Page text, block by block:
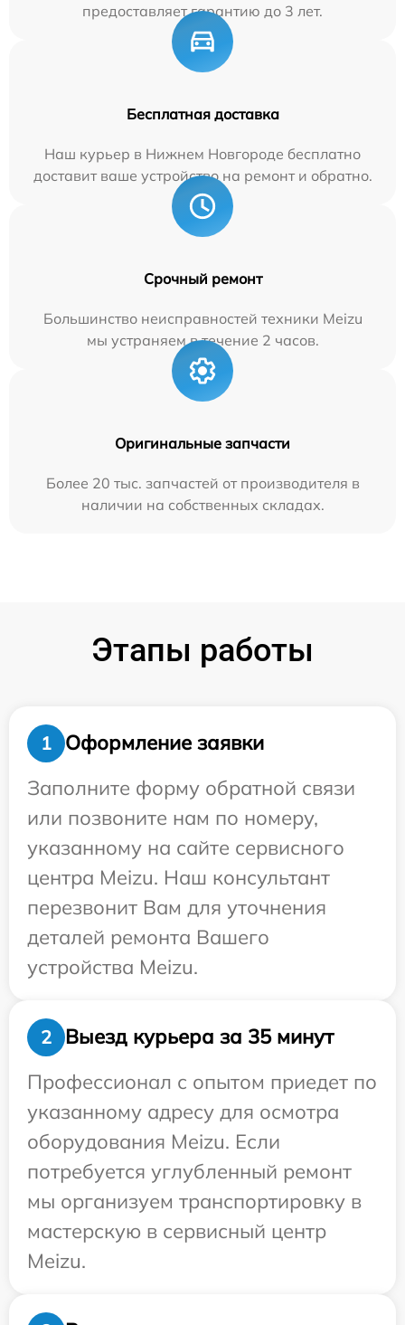
предоставляет гарантию до 3 лет.
Бесплатная доставка
Наш курьер в Нижнем Новгороде бесплатно
доставит ваше устройство на ремонт и обратно.
Срочный ремонт
Большинство неисправностей техники Meizu
мы устраняем в течение 2 часов.
Оригинальные запчасти
Более 20 тыс. запчастей от производителя в
наличии на собственных складах.
Этапы работы
1
Оформление заявки
Заполните форму обратной связи
или позвоните нам по номеру,
указанному на сайте сервисного
центра Meizu. Наш консультант
перезвонит Вам для уточнения
деталей ремонта Вашего
устройства Meizu.
2
Выезд курьера за 35 минут
Профессионал с опытом приедет по
указанному адресу для осмотра
оборудования Meizu. Если
потребуется углубленный ремонт
мы организуем транспортировку в
мастерскую в сервисный центр
Meizu.